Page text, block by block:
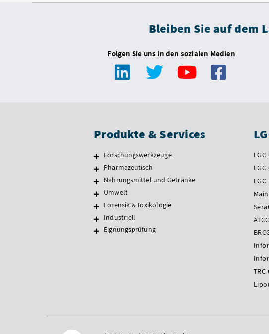
Bleiben Sie auf dem
Folgen Sie uns in den sozialen Medien
Produkte & Services
Forschungswerkzeuge
Pharmazeutisch
Nahrungsmittel und Getränke
Umwelt
Forensik & Toxikologie
Industriell
Eignungsprüfung
ATCC
TRC